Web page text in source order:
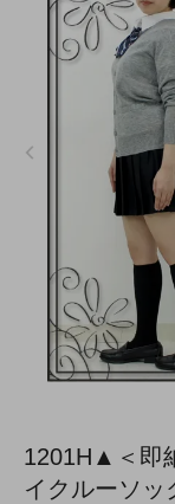
1201H▲＜即
イクルーソ